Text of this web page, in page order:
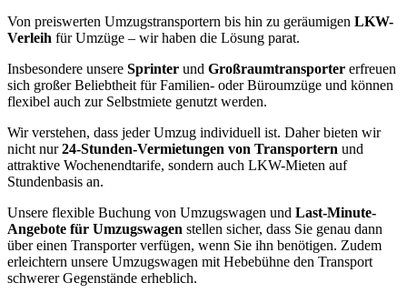
Von preiswerten Umzugstransportern bis hin zu geräumigen LKW-
Verleih für Umzüge – wir haben die Lösung parat.
Insbesondere unsere Sprinter und Großraumtransporter erfreuen
sich großer Beliebtheit für Familien- oder Büroumzüge und können
flexibel auch zur Selbstmiete genutzt werden.
Wir verstehen, dass jeder Umzug individuell ist. Daher bieten wir
nicht nur24-Stunden-Vermietungen von Transportern und
attraktive Wochenendtarife, sondern auch LKW-Mieten auf
Stundenbasis an.
Unsere flexible Buchung von Umzugswagen und Last-Minute-
Angebote für Umzugswagen stellen sicher, dass Sie genau dann
über einen Transporter verfügen, wenn Sie ihn benötigen. Zudem
erleichtern unsere Umzugswagen mit Hebebühne den Transport
schwerer Gegenstände erheblich.